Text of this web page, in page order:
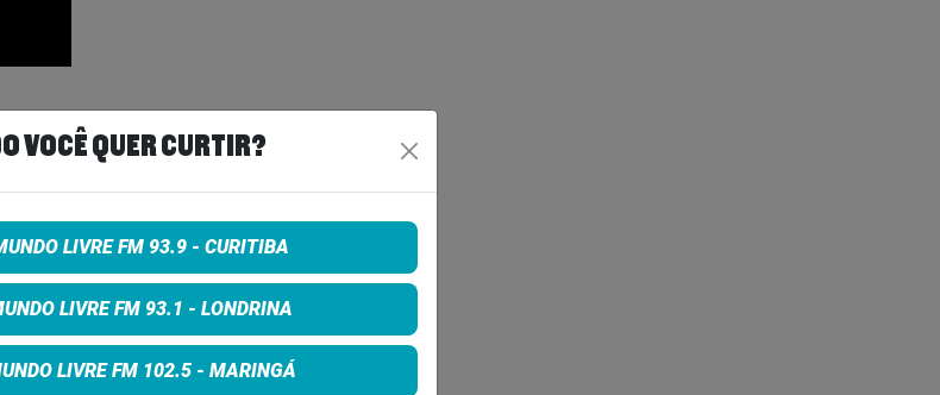
VOCÊ QUER CURTIR?
LIVRE FM 93.9 - CURITIBA
LIVRE FM 93.1 - LONDRINA
LIVRE FM 102.5 - MARINGÁ